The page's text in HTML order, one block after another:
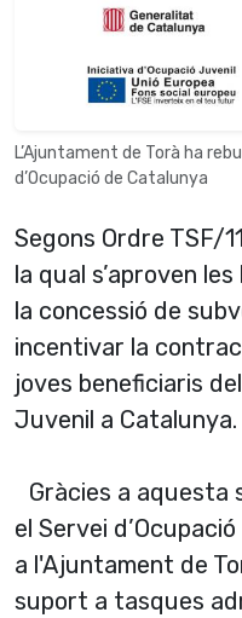
L’Ajuntament de Torà ha
d’Ocupació de Catalunya
Segons Ordre TSF/
la qual s’aproven
la concessió de
incentivar la
joves beneficiaris
Juvenil a Catalunya.
Gràcies a aquesta
el Servei
a l'Ajuntament de
suport a tasques